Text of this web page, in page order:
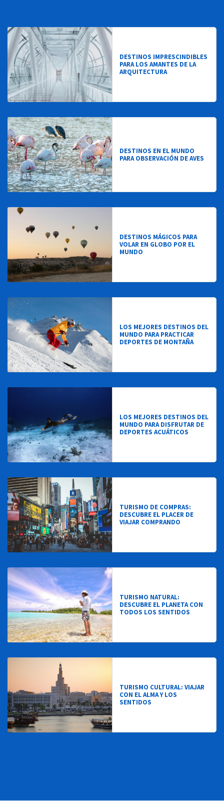
DESTINOS IMPRESCINDIBLES
PARA LOS AMANTES DE LA
ARQUITECTURA
DESTINOS EN EL MUNDO
PARA OBSERVACIÓN DE AVES
DESTINOS MÁGICOS PARA
VOLAR EN GLOBO POR EL
MUNDO
LOS MEJORES DESTINOS DEL
MUNDO PARA PRACTICAR
DEPORTES DE MONTAÑA
LOS MEJORES DESTINOS DEL
MUNDO PARA DISFRUTAR DE
DEPORTES ACUÁTICOS
TURISMO DE COMPRAS:
DESCUBRE EL PLACER DE
VIAJAR COMPRANDO
TURISMO NATURAL:
DESCUBRE EL PLANETA CON
TODOS LOS SENTIDOS
TURISMO CULTURAL: VIAJAR
CON EL ALMA Y LOS
SENTIDOS